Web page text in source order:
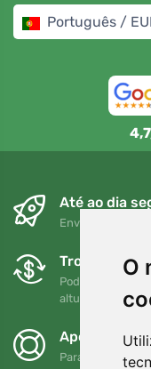
O
Português /
Até ao dia
Envio gratuito
Trocas e
Pode devolver
altura no prazo
Apoiamos a
Para cada